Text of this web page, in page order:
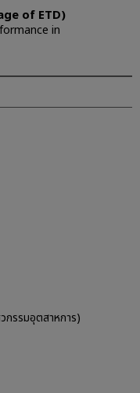
of ETD)
in
รรมอุตสาหการ)